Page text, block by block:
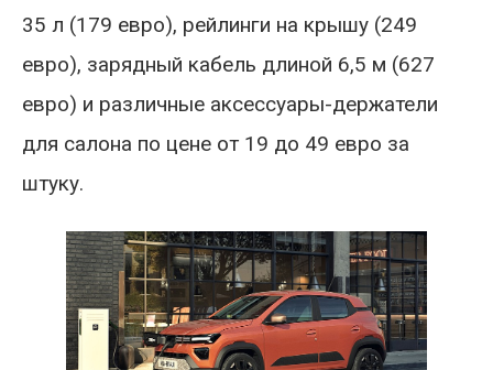
35 л (179 евро), рейлинги на крышу (249
евро), зарядный кабель длиной 6,5 м (627
евро) и различные аксессуары-держатели
для салона по цене от 19 до 49 евро за
штуку.